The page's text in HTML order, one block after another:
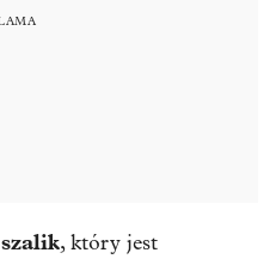
szalik, który jest